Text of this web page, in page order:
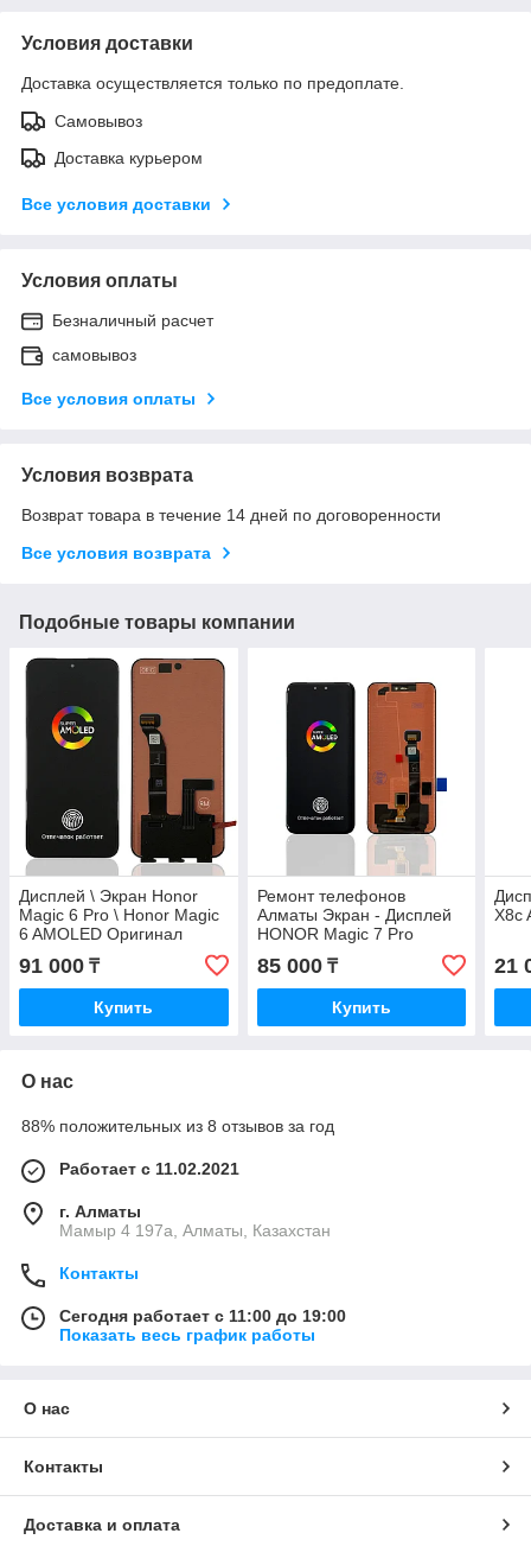
Условия доставки
Доставка осуществляется только по предоплате.
Самовывоз
Доставка курьером
Все условия доставки
Условия оплаты
Безналичный расчет
самовывоз
Все условия оплаты
Условия возврата
Возврат товара в течение 14 дней по договоренности
Все условия возврата
Подобные товары компании
Дисплей \ Экран Honor
Magic 6 Pro \ Honor Magic
6 AMOLED Оригинал
91 000 ₸
Купить
Ремонт телефонов
Алматы Экран - Дисплей
HONOR Magic 7 Pro
AMOLED Оригинал c
Гарантией
85 000₸
Купить
X8c
21
О нас
88% положительных из 8 отзывов за год
Работает с 11.02.2021
г. Алматы
Мамыр 4 197а, Алматы, Казахстан
Контакты
Сегодня работает с 11:00 до 19:00
Показать весь график работы
О нас
Контакты
Доставка и оплата